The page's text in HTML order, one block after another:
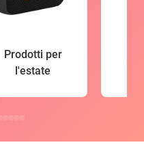
Prodotti per
l'estate